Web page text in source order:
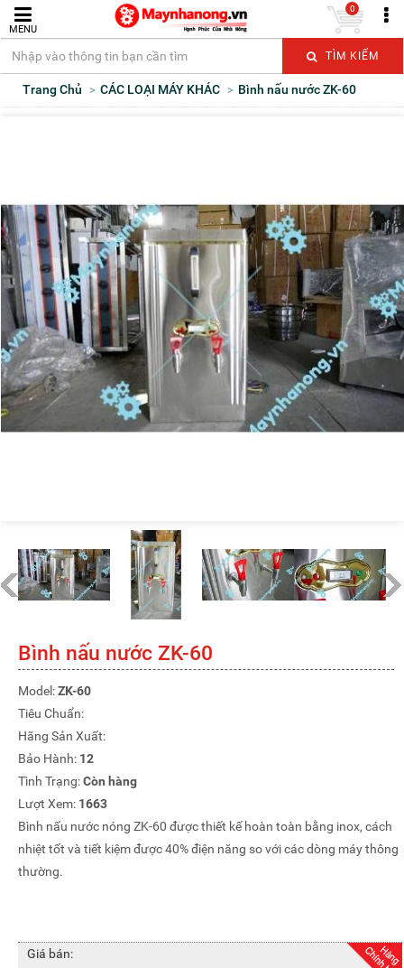
MENU
TÌM KIẾM
0
Trang Chủ CÁC LOẠI MÁY KHÁC Bình nấu nước ZK-60
Bình nấu nước ZK-60
Model:ZK-60
Tiêu Chuẩn:
Hãng Sản Xuất:
Bảo Hành: 12
Tình Trạng:Còn hàng
Lượt Xem: 1663
Bình nấu nước nóng ZK-60 được thiết kế hoàn toàn bằng inox, cách
nhiệt tốt và tiết kiệm được 40% điện năng so với các dòng máy thông
thường.
Giá bán: